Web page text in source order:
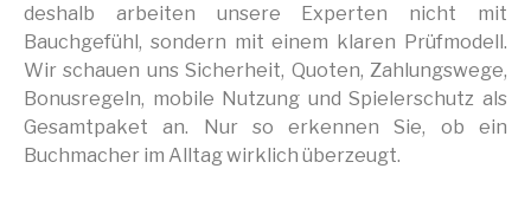
deshalb arbeiten unsere Experten nicht mit
Bauchgefühl, sondern mit einem klaren Prüfmodell.
Wir schauen uns Sicherheit, Quoten, Zahlungswege,
Bonusregeln, mobile Nutzung und Spielerschutz als
Gesamtpaket an. Nur so erkennen Sie, ob ein
Buchmacher im Alltag wirklich überzeugt.